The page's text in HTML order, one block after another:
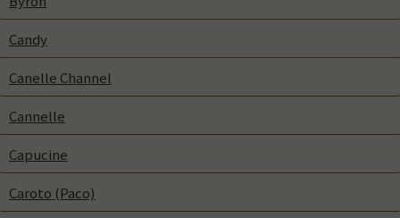
Candy
Canelle Channel
Cannelle
Capucine
Caroto (Paco)